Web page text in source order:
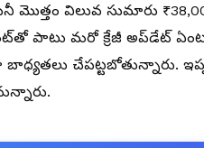
మొత్తం విలువ సుమారు
పాటు మరో క్రేజీ అప్‌డేట్
చేపట్టబోతున్నారు.